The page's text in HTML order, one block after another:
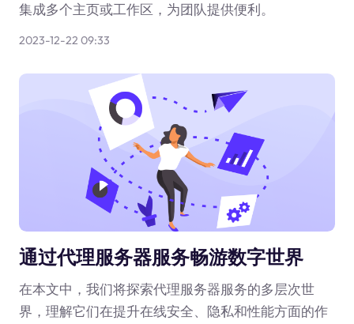
集成多个主页或工作区，为团队提供便利。
2023-12-22 09:33
通过代理服务器服务畅游数字世界
在本文中，我们将探索代理服务器服务的多层次世
界，理解它们在提升在线安全、隐私和性能方面的作